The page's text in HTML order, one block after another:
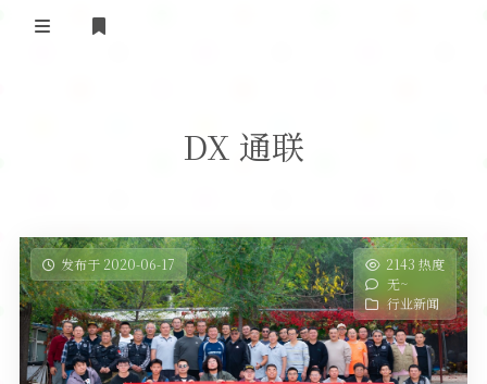
关于黄河
黄河使命
黄河新闻
政策法规
活动竞赛
行业新闻
无线电资料
BA4II
图文教程
器材专区
车载类别
编号申请
DX 通联
发布于 2020-06-17
2143 热度
无~
行业新闻